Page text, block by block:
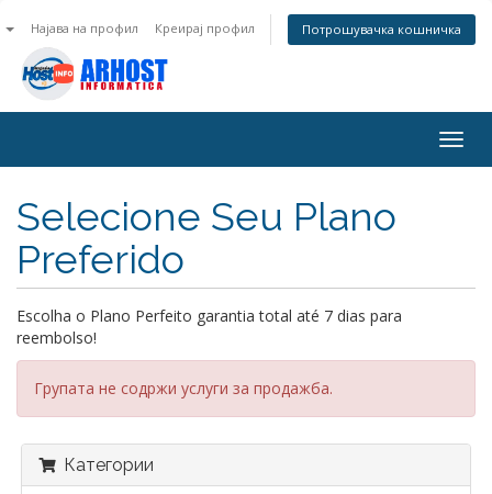
Најава на профил Креирај профил Потрошувачка кошничка
Selecione Seu Plano
Preferido
Escolha o Plano Perfeito garantia total até 7 dias para
reembolso!
Групата не содржи услуги за продажба.
Категории